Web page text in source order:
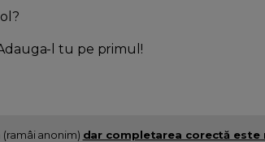
l tu pe primul!
anonim) dar completarea corectă este